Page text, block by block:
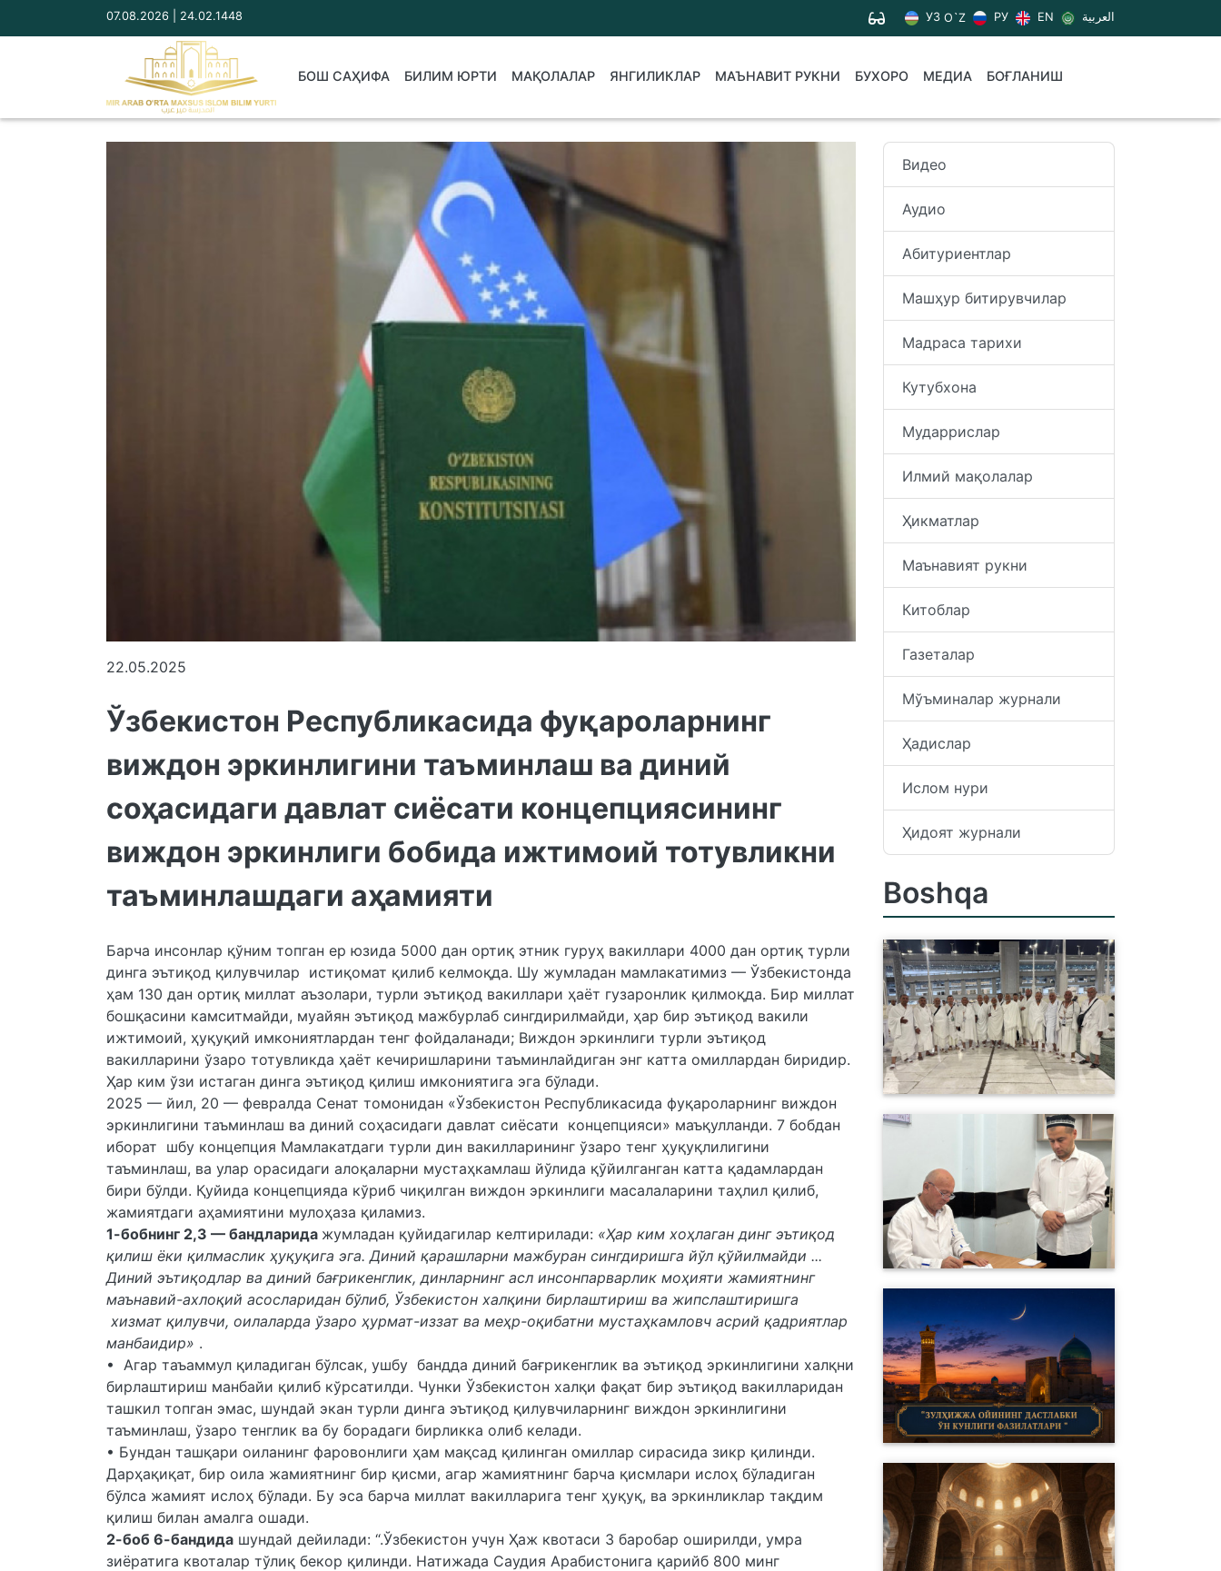
07.08.2026 | 24.02.1448 УЗ O`Z РУ EN العربية
БОШ САҲИФА БИЛИМ ЮРТИ МАҚОЛАЛАР ЯНГИЛИКЛАР МАЪНАВИТ РУКНИ БУХОРО МЕДИА БОҒЛАНИШ
22.05.2025
Ўзбекистон Республикасида фуқароларнинг
виждон эркинлигини таъминлаш ва диний
соҳасидаги давлат сиёсати концепциясининг
виждон эркинлиги бобида ижтимоий тотувликни
таъминлашдаги аҳамияти
Барча инсонлар қўним топган ер юзида 5000 дан ортиқ этник гуруҳ вакиллари 4000 дан ортиқ турли
динга эътиқод қилувчилар истиқомат қилиб келмоқда. Шу жумладан мамлакатимиз — Ўзбекистонда
ҳам 130 дан ортиқ миллат аъзолари, турли эътиқод вакиллари ҳаёт гузаронлик қилмоқда. Бир миллат
бошқасини камситмайди, муайян эътиқод мажбурлаб сингдирилмайди, ҳар бир эътиқод вакили
ижтимоий, ҳуқуқий имкониятлардан тенг фойдаланади; Виждон эркинлиги турли эътиқод
вакилларини ўзаро тотувликда ҳаёт кечиришларини таъминлайдиган энг катта омиллардан биридир.
Ҳар ким ўзи истаган динга эътиқод қилиш имкониятига эга бўлади.
2025 — йил, 20 — февралда Сенат томонидан «Ўзбекистон Республикасида фуқароларнинг виждон
эркинлигини таъминлаш ва диний соҳасидаги давлат сиёсати концепцияси» маъқулланди. 7 бобдан
иборат шбу концепция Мамлакатдаги турли дин вакилларининг ўзаро тенг ҳуқуқлилигини
таъминлаш, ва улар орасидаги алоқаларни мустаҳкамлаш йўлида қўйилганган катта қадамлардан
бири бўлди. Қуйида концепцияда кўриб чиқилган виждон эркинлиги масалаларини таҳлил қилиб,
жамиятдаги аҳамиятини мулоҳаза қиламиз.
1-бобнинг 2,3 — бандларида жумладан қуйидагилар келтирилади: «Ҳар ким хоҳлаган динг эътиқод
қилиш ёки қилмаслик ҳуқуқига эга. Диний қарашларни мажбуран сингдиришга йўл қўйилмайди ...
Диний эътиқодлар ва диний бағрикенглик, динларнинг асл инсонпарварлик моҳияти жамиятнинг
маънавий-ахлоқий асосларидан бўлиб, Ўзбекистон халқини бирлаштириш ва жипслаштиришга
хизмат қилувчи, оилаларда ўзаро ҳурмат-иззат ва меҳр-оқибатни мустаҳкамловч асрий қадриятлар
манбаидир» .
• Агар таъаммул қиладиган бўлсак, ушбу бандда диний бағрикенглик ва эътиқод эркинлигини халқни
бирлаштириш манбайи қилиб кўрсатилди. Чунки Ўзбекистон халқи фақат бир эътиқод вакилларидан
ташкил топган эмас, шундай экан турли динга эътиқод қилувчиларнинг виждон эркинлигини
таъминлаш, ўзаро тенглик ва бу борадаги бирликка олиб келади.
• Бундан ташқари оиланинг фаровонлиги ҳам мақсад қилинган омиллар сирасида зикр қилинди.
Дарҳақиқат, бир оила жамиятнинг бир қисми, агар жамиятнинг барча қисмлари ислоҳ бўладиган
бўлса жамият ислоҳ бўлади. Бу эса барча миллат вакилларига тенг ҳуқуқ, ва эркинликлар тақдим
қилиш билан амалга ошади.
2-боб 6-бандида шундай дейилади: “.Ўзбекистон учун Ҳаж квотаси 3 баробар оширилди, умра
зиёратига квоталар тўлиқ бекор қилинди. Натижада Саудия Арабистонига қарийб 800 минг
Видео
Аудио
Абитуриентлар
Машҳур битирувчилар
Мадраса тарихи
Кутубхона
Мударрислар
Илмий мақолалар
Ҳикматлар
Маънавият рукни
Китоблар
Газеталар
Мўъминалар журнали
Ҳадислар
Ислом нури
Ҳидоят журнали
Boshqa